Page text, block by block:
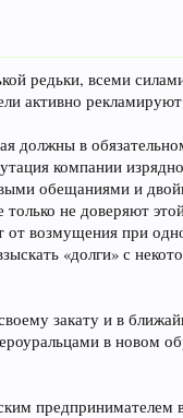
редьки, всеми
активно
должны в
компании
обещаниями и
не доверяют
возмущения при
«долги» с
закату и в
в новом
предпринимателем